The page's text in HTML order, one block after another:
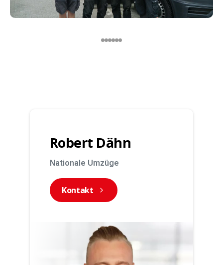
Robert Dähn
Nationale Umzüge
Kontakt